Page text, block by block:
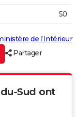
50
de l’Intérieur
Partager
Sud ont